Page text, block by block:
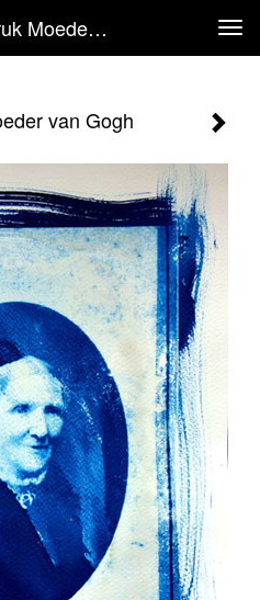
Angela Bogaard - Edeldruk Moeder Van Gogh
van Gogh